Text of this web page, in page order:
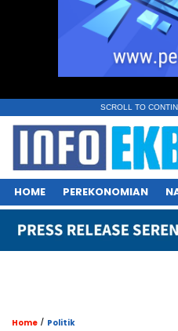
SCROLL TO
HOME PEREKONOMIAN
Home / Politik